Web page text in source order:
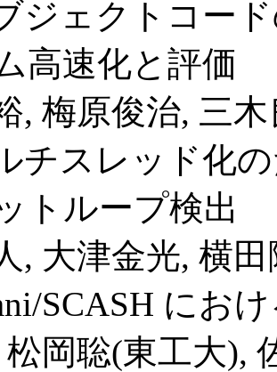
ジェクトコー
高速化と評価
, 梅原俊治, 三
チスレッド化
トループ検出
, 大津金光, 横
SCASH にお
岡聡(東工大),